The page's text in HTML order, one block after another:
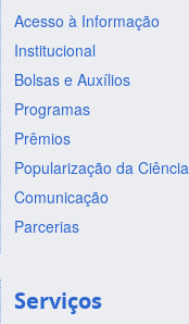
Acesso à Informação
Institucional
Bolsas e Auxílios
Programas
Prêmios
Popularização da Ciência
Comunicação
Parcerias
Serviços